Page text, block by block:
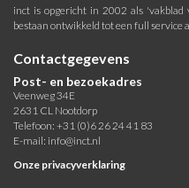
inct is opgericht in 2002 als
bestaan ontwikkeld tot een full service
Contactgegevens
Post- en bezoekadres
Veenweg 34E
2631 CL Nootdorp
Telefoon: +31 (0)6 26 24 41 83
E-mail: info@inct.nl
Onze privacyverklaring